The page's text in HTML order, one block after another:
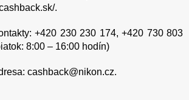
.
+420 230 230 174, +420 730 803
8:00 – 16:00 hodín)
cashback@nikon.cz.